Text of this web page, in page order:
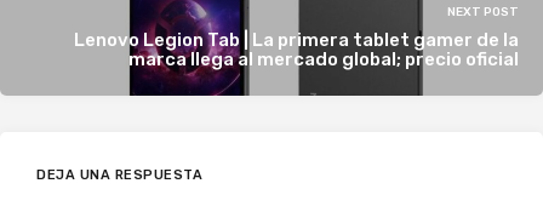
NEXT POST
Lenovo Legion Tab | La primera tablet gamer de la
marca llega al mercado global; precio oficial
DEJA UNA RESPUESTA